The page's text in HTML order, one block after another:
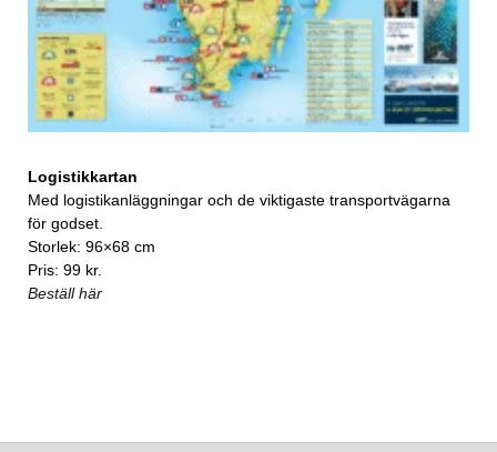
Logistikkartan
Med logistikanläggningar och de viktigaste transportvägarna
för godset.
Storlek: 96×68 cm
Pris: 99 kr.
Beställ här